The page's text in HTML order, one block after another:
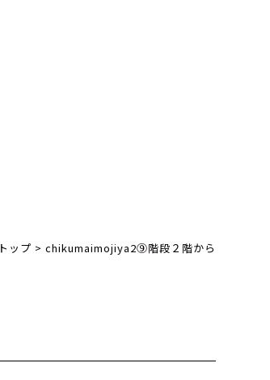
トップ > chikumaimojiya2⑨階段２階から